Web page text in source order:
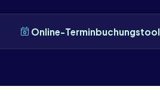
Online-Terminbuchungstool